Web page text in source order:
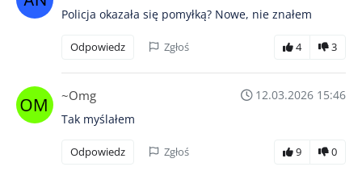
Policja okazała się pomyłką? Nowe, nie znałem
Odpowiedz Zgłoś 4 3
~Omg
12.03.2026 15:46
Tak myślałem
Odpowiedz Zgłoś 9 0